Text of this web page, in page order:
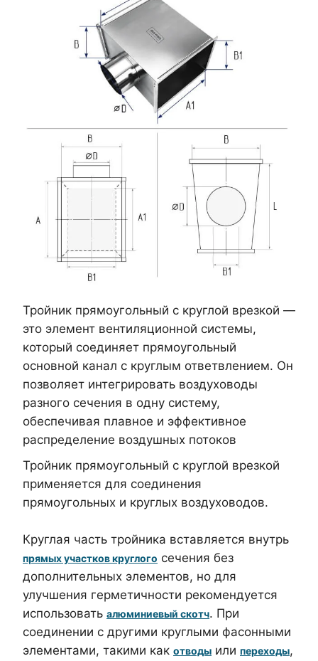
Тройник прямоугольный с круглой врезкой —
это элемент вентиляционной системы,
который соединяет прямоугольный
основной канал с круглым ответвлением. Он
позволяет интегрировать воздуховоды
разного сечения в одну систему,
обеспечивая плавное и эффективное
распределение воздушных потоков
Тройник прямоугольный с круглой врезкой
применяется для соединения
прямоугольных и круглых воздуховодов.
Круглая часть тройника вставляется внутрь
прямых участков круглого сечения без
дополнительных элементов, но для
улучшения герметичности рекомендуется
использовать алюминиевый скотч. При
соединении с другими круглыми фасонными
элементами, такими как отводы или переходы,